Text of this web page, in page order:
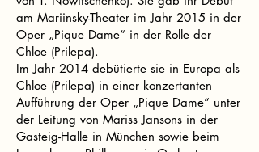
am Mariinsky-Theater im Jahr 2015 in der
Oper „Pique Dame“ in der Rolle der
Chloe (Prilepa).
Im Jahr 2014 debütierte sie in Europa als
Chloe (Prilepa) in einer konzertanten
Aufführung der Oper „Pique Dame“ unter
der Leitung von Mariss Jansons in der
Gasteig-Halle in München sowie beim